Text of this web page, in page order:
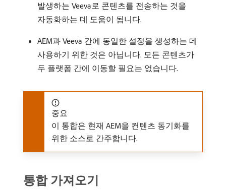
발생하는 Veeva로 콘텐츠를 전송하는 것을
자동화하는 데 도움이 됩니다.
AEM과 Veeva 간에 동일한 설정을 생성하는 데
사용하기 위한 것은 아닙니다. 모든 콘텐츠가
두 플랫폼 간에 이동할 필요는 없습니다.
중요
이 통합은 현재 AEM을 컨텐츠 동기화를
위한 소스로 간주합니다.
통합 가져오기